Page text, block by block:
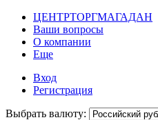
ЦЕНТРТОРГМАГАДАН
Ваши вопросы
О компании
Еще
Вход
Регистрация
Выбрать валюту: